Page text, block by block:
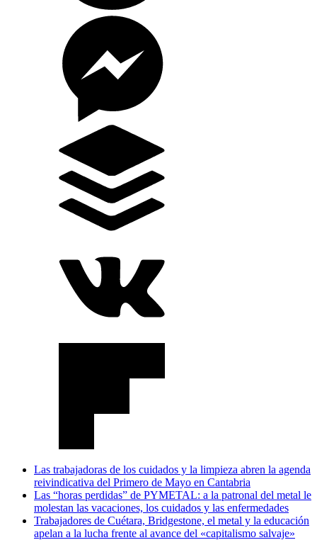
Las trabajadoras de los cuidados y la limpieza abren la agenda
reivindicativa del Primero de Mayo en Cantabria
Las “horas perdidas” de PYMETAL: a la patronal del metal le
molestan las vacaciones, los cuidados y las enfermedades
Trabajadores de Cuétara, Bridgestone, el metal y la educación
apelan a la lucha frente al avance del «capitalismo salvaje»